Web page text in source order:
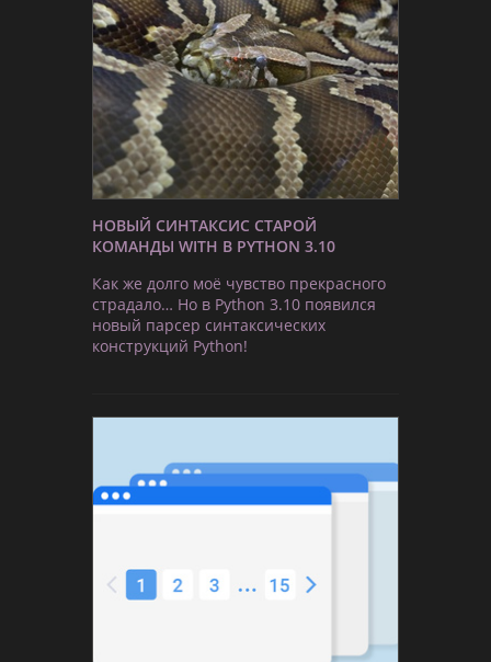
НОВЫЙ СИНТАКСИС СТАРОЙ
КОМАНДЫ WITH В PYTHON 3.10
Как же долго моё чувство прекрасного
страдало… Но в Python 3.10 появился
новый парсер синтаксических
конструкций Python!